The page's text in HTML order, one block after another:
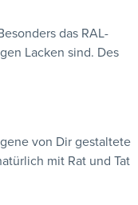
das RAL-
Lacken sind. Des
von Dir gestaltete
mit Rat und Tat